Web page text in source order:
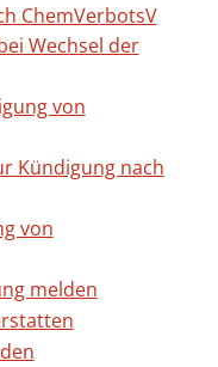
ChemVerbotsV
Wechsel der
von
Kündigung nach
von
melden